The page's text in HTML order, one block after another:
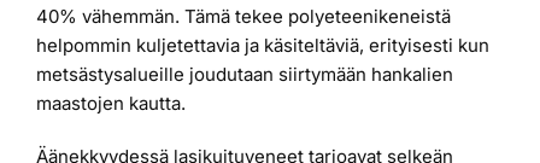
40% vähemmän. Tämä tekee polyeteenikeneistä
helpommin kuljetettavia ja käsiteltäviä, erityisesti kun
metsästysalueille joudutaan siirtymään hankalien
maastojen kautta.
Äänekkyydessä lasikuituveneet tarjoavat selkeän